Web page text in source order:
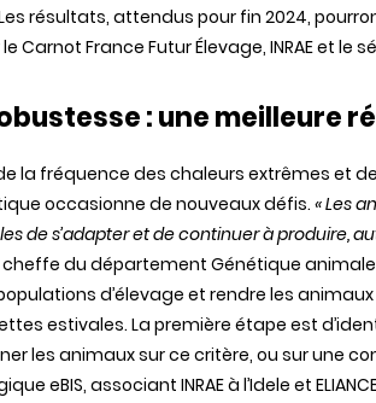
résultats, attendus pour fin 2024,
Carnot France Futur Élevage, INRAE et le
: une meilleure
la fréquence des chaleurs extrêmes et
occasionne de nouveaux défis. « Les
de s’adapter et de continuer à produire,
du département Génétique animale
d’élevage et rendre les
estivales. La première étape est
les animaux sur ce critère, ou sur une
eBIS, associant INRAE à l’Idele et